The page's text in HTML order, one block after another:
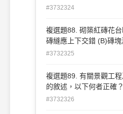
可下，儘量採用最大粒
儘量採用最小粒徑粒料
#3732324
複選題88. 砌築紅磚花
磚縫應上下交錯 (B)磚
乾內飽和 (C)每隔 5-8 皮
為宜 。
#3732325
複選題89. 有關景觀工
的敘述，以下何者正確
挖掘土壤 (B)平鏟除挖掘
#3732326